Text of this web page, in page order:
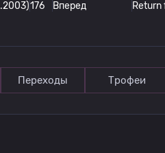
176
Вперед
Return
Переходы Трофеи